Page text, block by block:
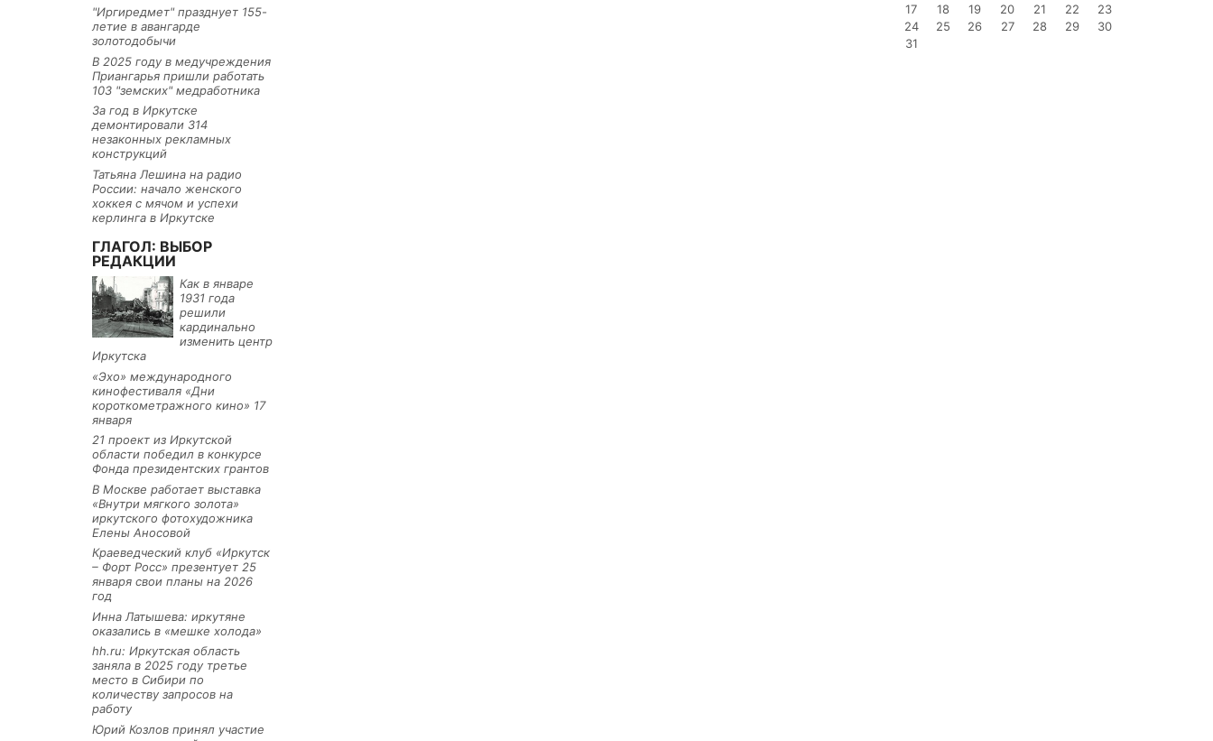
"Иргиредмет" празднует 155-
летие в авангарде
золотодобычи
В 2025 году в медучреждения
Приангарья пришли работать
103 "земских" медработника
За год в Иркутске
демонтировали 314
незаконных рекламных
конструкций
Татьяна Лешина на радио
России: начало женского
хоккея с мячом и успехи
керлинга в Иркутске
ГЛАГОЛ: ВЫБОР
РЕДАКЦИИ
Как в январе
1931 года
решили
кардинально
изменить центр
Иркутска
«Эхо» международного
кинофестиваля «Дни
короткометражного кино» 17
января
21 проект из Иркутской
области победил в конкурсе
Фонда президентских грантов
В Москве работает выставка
«Внутри мягкого золота»
иркутского фотохудожника
Елены Аносовой
Краеведческий клуб «Иркутск
– Форт Росс» презентует 25
января свои планы на 2026
год
Инна Латышева: иркутяне
оказались в «мешке холода»
hh.ru: Иркутская область
заняла в 2025 году третье
место в Сибири по
количеству запросов на
работу
Юрий Козлов принял участие
17
18 19 20 21 22
23
24
25 26 27 28 29
30
31